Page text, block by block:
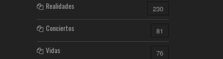
Realidades 230
Conciertos 81
Vidas 76